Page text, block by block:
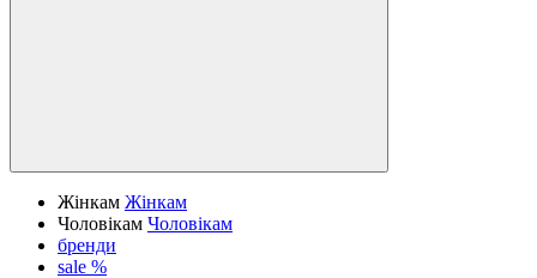
Жінкам Жінкам
Чоловікам Чоловікам
бренди
sale %